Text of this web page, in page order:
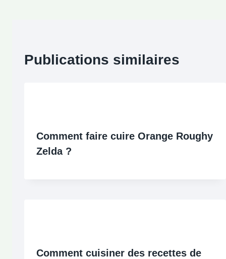
Publications similaires
Comment faire cuire Orange Roughy
Zelda ?
Comment cuisiner des recettes de